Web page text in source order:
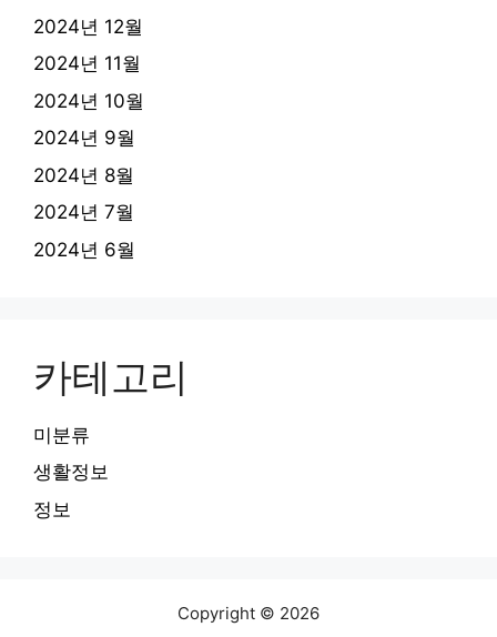
2024년 12월
2024년 11월
2024년 10월
2024년 9월
2024년 8월
2024년 7월
2024년 6월
카테고리
미분류
생활정보
정보
Copyright © 2026